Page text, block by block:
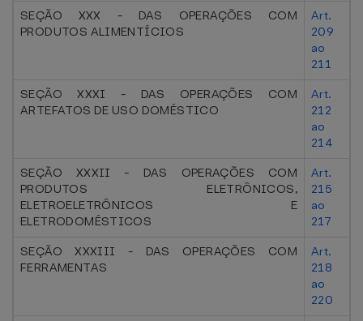
SEÇÃO XXX - DAS OPERAÇÕES COM
PRODUTOS ALIMENTÍCIOS
Art.
209
ao
211
SEÇÃO XXXI - DAS OPERAÇÕES COM
ARTEFATOS DE USO DOMÉSTICO
Art.
212
ao
214
SEÇÃO XXXII - DAS OPERAÇÕES COM
PRODUTOS ELETRÔNICOS,
ELETROELETRÔNICOS E
ELETRODOMÉSTICOS
Art.
215
ao
217
SEÇÃO XXXIII - DAS OPERAÇÕES COM
FERRAMENTAS
Art.
218
ao
220